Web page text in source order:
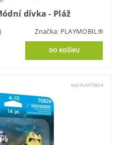
dívka - Pláž
Značka: PLAYMOBIL®
Kód:PLAY70824